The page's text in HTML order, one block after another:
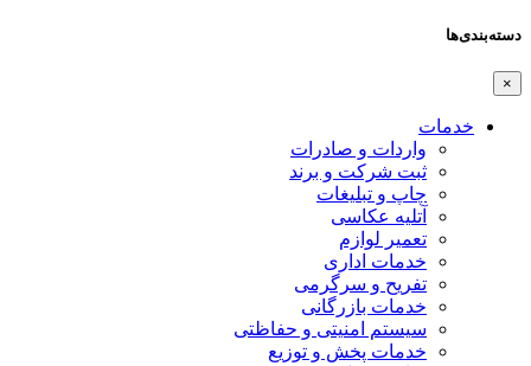
دسته‌بندی‌ها
×
خدمات
واردات و صادرات
ثبت شرکت و برند
چاپ و تبلیغات
آتلیه عکاسی
تعمیر لوازم
خدمات اداری
تفریح و سرگرمی
خدمات بازرگانی
سیستم امنیتی و حفاظتی
خدمات پخش و توزیع